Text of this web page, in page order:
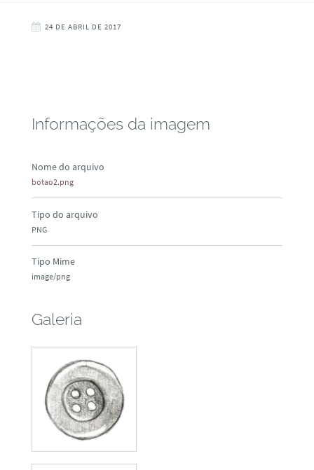
24 DE ABRIL DE 2017
Informações da imagem
Nome do arquivo
botao2.png
Tipo do arquivo
PNG
Tipo Mime
image/png
Galeria